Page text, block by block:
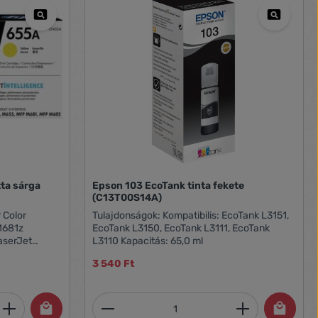
vagy használja a gombokat a
sárga
MFP
HP M652dn
Adja meg a kívánt mennyiséget, vagy
Epson 103 EcoTank tinta fekete
(C13T00S14A)
Tulajdonságok: Kompatibilis: EcoTank L3151,
EcoTank L3150, EcoTank L3111, EcoTank
L3110 Kapacitás: 65,0 ml
3 540 Ft
Termékmennyiség: Adja